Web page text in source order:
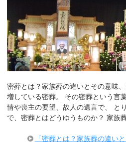
密葬とは？家族葬の違いとその意味
増している密葬。 その密葬という言
情や喪主の要望、故人の遺言で、 と
で、密葬とはどうゆうものか？ 家族
「密葬とは？家族葬の違い